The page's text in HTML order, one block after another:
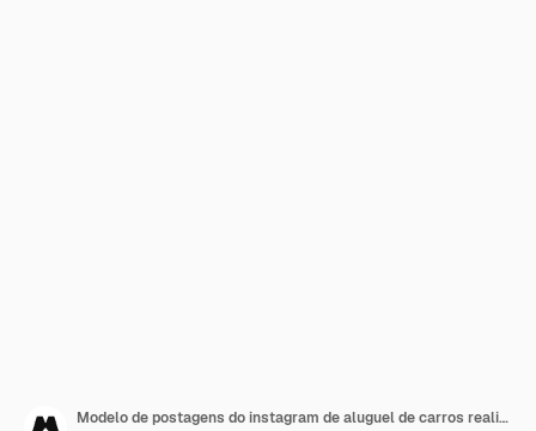
Modelo de postagens do instagram de aluguel de carros realista